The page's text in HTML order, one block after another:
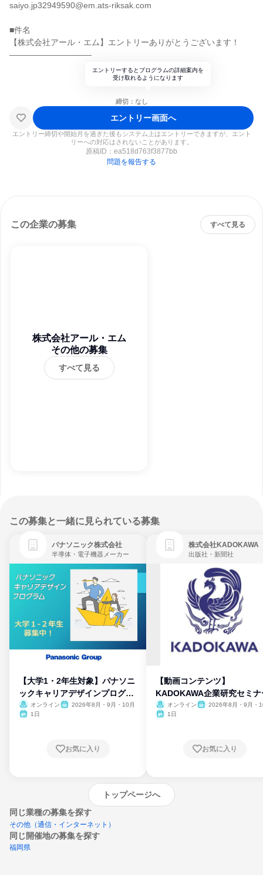
saiyo.jp32949590@em.ats-riksak.com
■件名
【株式会社アール・エム】エントリーありがとうございます！
――――――――――
エントリーするとプログラムの詳細案内を
受け取れるようになります
締切：なし
エントリー画面へ
エントリー締切や開始月を過ぎた後もシステム上はエントリーできますが、エント
リーへの対応はされないことがあります。
原稿ID： ea518d763f3877bb
問題を報告する
この企業の募集 すべて見る
株式会社アール・エム
その他の募集
すべて見る
この募集と一緒に見られている募集
パナソニック株式会社
半導体・電子機器メーカー
【大学1・2年生対象】パナソニ
ックキャリアデザインプログラ
ム
オンライン
2026年8月・9月・10月
1日
お気に入り
株式会社KADOKAWA
出版社・新聞社
【動画コンテンツ】
KADOKAWA企業研究セミナ
オンライン
2026年8月・9月・
1日
お気に入り
トップページへ
同じ業種の募集を探す
その他（通信・インターネット）
同じ開催地の募集を探す
福岡県